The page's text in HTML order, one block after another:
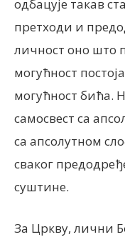
одбацује такав
претходи и
личност оно што
могућност
могућност бића.
самосвест са
са апсолутном
сваког
суштине.
За Цркву, лични